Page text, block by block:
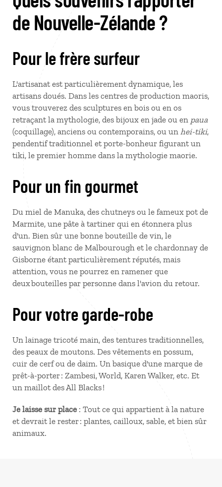
de Nouvelle-Zélande ?
Pour le frère surfeur
L'artisanat est particulièrement dynamique, les
artisans doués. Dans les centres de production maoris,
vous trouverez des sculptures en bois ou en os
retraçant la mythologie, des bijoux en jade ou en paua
(coquillage), anciens ou contemporains, ou un hei-tiki,
pendentif traditionnel et porte-bonheur figurant un
tiki, le premier homme dans la mythologie maorie.
Pour un fin gourmet
Du miel de Manuka, des chutneys ou le fameux pot de
Marmite, une pâte à tartiner qui en étonnera plus
d'un. Bien sûr une bonne bouteille de vin, le
sauvignon blanc de Malbourough et le chardonnay de
Gisborne étant particulièrement réputés, mais
attention, vous ne pourrez en ramener que
deux bouteilles par personne dans l'avion du retour.
Pour votre garde-robe
Un lainage tricoté main, des tentures traditionnelles,
des peaux de moutons. Des vêtements en possum,
cuir de cerf ou de daim. Un basique d'une marque de
prêt-à-porter : Zambesi, World, Karen Walker, etc. Et
un maillot des All Blacks !
Je laisse sur place : Tout ce qui appartient à la nature
et devrait le rester : plantes, cailloux, sable, et bien sûr
animaux.